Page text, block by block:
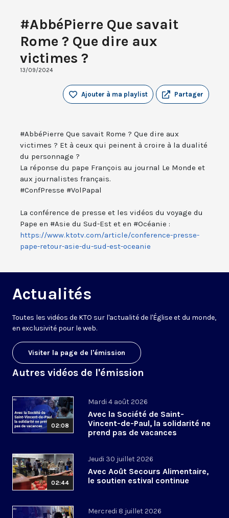
#AbbéPierre Que savait
Rome ? Que dire aux
victimes ?
13/09/2024
Partager
Ajouter à ma playlist
#AbbéPierre Que savait Rome ? Que dire aux
victimes ? Et à ceux qui peinent à croire à la dualité
du personnage ?
La réponse du pape François au journal Le Monde et
aux journalistes français.
#ConfPresse #VolPapal
La conférence de presse et les vidéos du voyage du
Pape en #Asie du Sud-Est et en #Océanie :
https://www.ktotv.com/article/conference-presse-
pape-retour-asie-du-sud-est-oceanie
Actualités
Toutes les vidéos de KTO sur l'actualité de l'Église et du monde,
en exclusivité pour le web.
Visiter la page de l'émission
Autres vidéos de l'émission
02:08
Mardi 4 août 2026
Avec la Société de Saint-
Vincent-de-Paul, la solidarité ne
prend pas de vacances
02:44
Jeudi 30 juillet 2026
Avec Août Secours Alimentaire,
le soutien estival continue
Mercredi 8 juillet 2026